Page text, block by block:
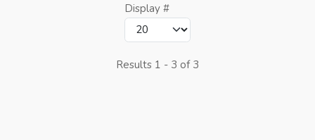
Display #
Results 1 - 3 of 3